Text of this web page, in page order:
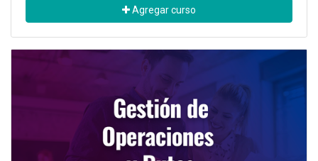
Agregar curso